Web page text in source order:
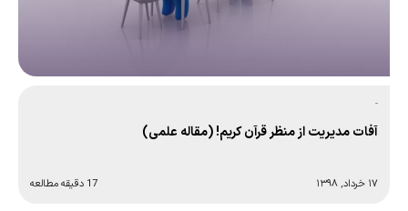
-
آفات مديريت از منظر قرآن کریم! (مقاله علمی)
۱۷ خرداد, ۱۳۹۸ 17 دقیقه مطالعه